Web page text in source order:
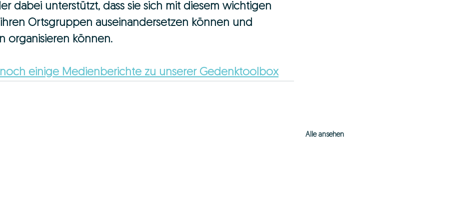
dabei unterstützt, dass sie sich mit diesem wichtigen
Ortsgruppen auseinandersetzen können und
organisieren können.
einige Medienberichte zu unserer Gedenktoolbox
Alle ansehen